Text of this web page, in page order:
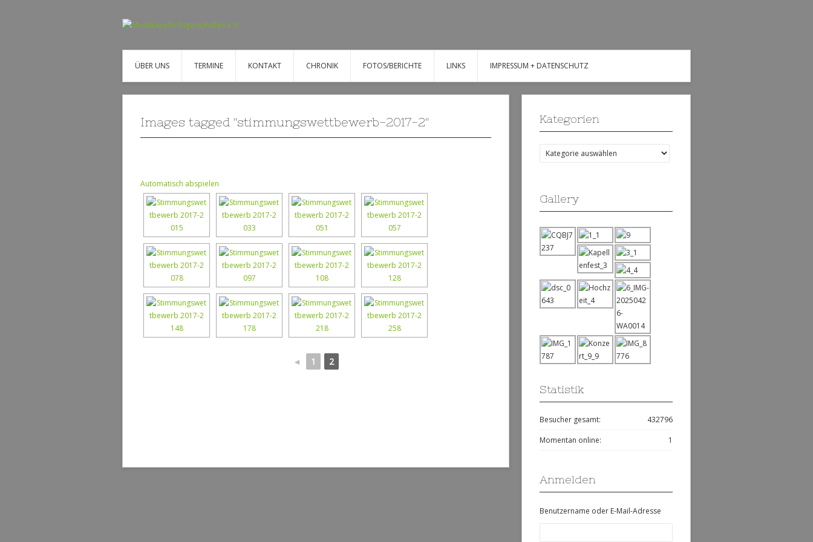
ÜBER UNS TERMINE KONTAKT CHRONIK FOTOS/BERICHTE LINKS IMPRESSUM + DATENSCHUTZ
Images tagged "stimmungswettbewerb-2017-2"
Automatisch abspielen
◄ 1 2
Kategorien
Kategorien
Gallery
Statistik
432796
Besucher gesamt:
1
Momentan online:
Anmelden
Benutzername oder E-Mail-Adresse